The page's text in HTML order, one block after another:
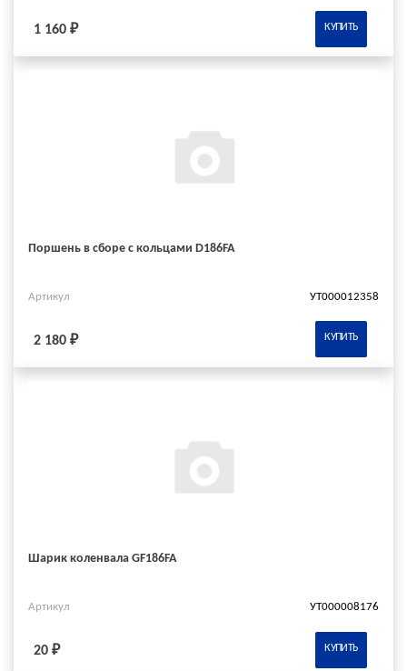
1 160 ₽ КУПИТЬ
Поршень в сборе с кольцами D186FA
Артикул УТ000012358
2 180 ₽ КУПИТЬ
Шарик коленвала GF186FA
Артикул УТ000008176
20 ₽ КУПИТЬ